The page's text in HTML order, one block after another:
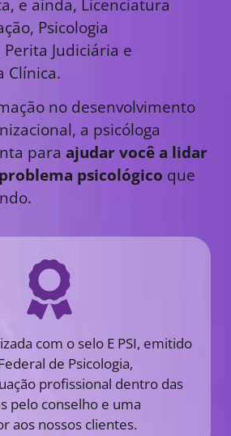
Psicologia
Judiciária e
Clínica.
no desenvolvimento
a psicóloga
para ajudar você a lidar
psicológico que
com o selo E PSI, emitido
de Psicologia,
profissional dentro das
pelo conselho e uma
aos nossos clientes.